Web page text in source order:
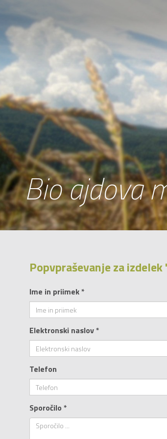
Bio ajdova
Popvpraševanje za
Ime in priimek *
Elektronski naslov *
Telefon
Sporočilo *